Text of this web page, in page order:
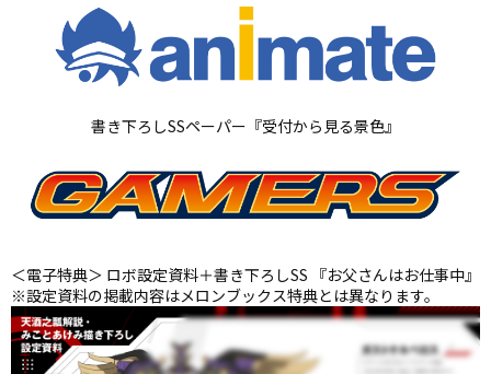
書き下ろしSSペーパー『受付から見る景色』
＜電子特典＞ ロボ設定資料＋書き下ろしSS 『お父さんはお仕事中』
※設定資料の掲載内容はメロンブックス特典とは異なります。